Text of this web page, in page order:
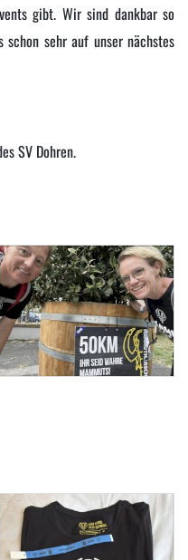
gibt. Wir sind dankbar so
sehr auf unser nächstes
SV Dohren.